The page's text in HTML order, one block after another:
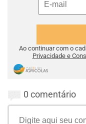
Ao continuar com o
Privacidade e
0 comentário